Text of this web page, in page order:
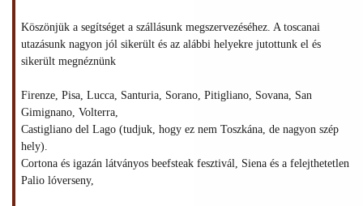
Köszönjük a segítséget a szállásunk megszervezéséhez. A toscanai
utazásunk nagyon jól sikerült és az alábbi helyekre jutottunk el és
sikerült megnéznünk
Firenze, Pisa, Lucca, Santuria, Sorano, Pitigliano, Sovana, San
Gimignano, Volterra,
Castigliano del Lago (tudjuk, hogy ez nem Toszkána, de nagyon szép
hely).
Cortona és igazán látványos beefsteak fesztivál, Siena és a felejthetetlen
Palio lóverseny,